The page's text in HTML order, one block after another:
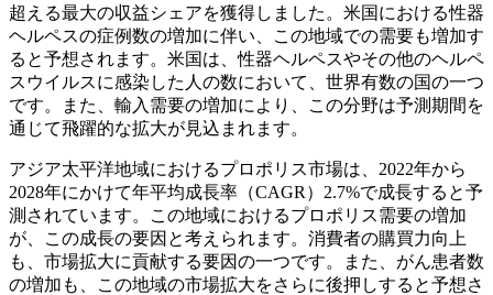
超える最大の収益シェアを獲得しました。米国における性器
ヘルペスの症例数の増加に伴い、この地域での需要も増加す
ると予想されます。米国は、性器ヘルペスやその他のヘルペ
スウイルスに感染した人の数において、世界有数の国の一つ
です。また、輸入需要の増加により、この分野は予測期間を
通じて飛躍的な拡大が見込まれます。
アジア太平洋地域におけるプロポリス市場は、2022年から
2028年にかけて年平均成長率（CAGR）2.7%で成長すると予
測されています。この地域におけるプロポリス需要の増加
が、この成長の要因と考えられます。消費者の購買力向上
も、市場拡大に貢献する要因の一つです。また、がん患者数
の増加も、この地域の市場拡大をさらに後押しすると予想さ